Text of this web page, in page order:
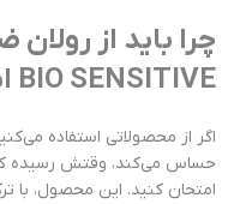
چرا باید از
BIO SENSITIVE استفاده کنیم؟
اگر از محصولاتی استفاده
امتحان کنید. این محصول، با